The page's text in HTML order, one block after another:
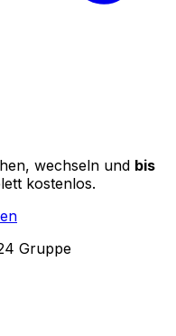
wechseln und bis
kostenlos.
Gruppe